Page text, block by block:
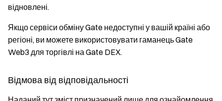
відновлені.
Якщо сервіси обміну Gate недоступні у вашій країні або
регіоні, ви можете використовувати гаманець Gate
Web3 для торгівлі на Gate DEX.
Відмова від відповідальності